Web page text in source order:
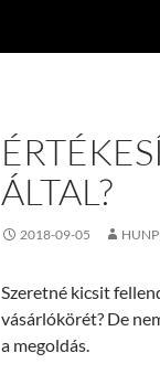
ÁLTAL?
2018-09-05
Szeretné kicsit
vásárlókörét? De
a megoldás.